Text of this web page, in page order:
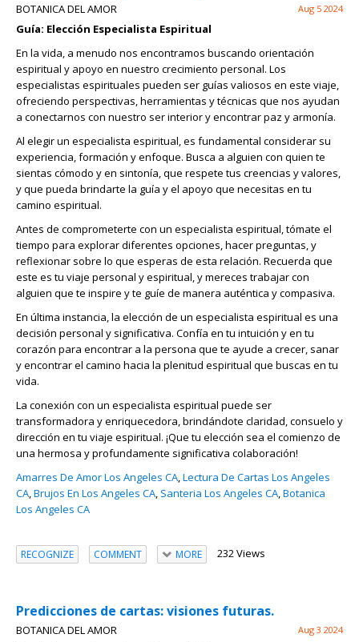
BOTANICA DEL AMOR Aug 5 2024
Guía: Elección Especialista Espiritual
En la vida, a menudo nos encontramos buscando orientación
espiritual y apoyo en nuestro crecimiento personal. Los
especialistas espirituales pueden ser guías valiosos en este viaje,
ofreciendo perspectivas, herramientas y técnicas que nos ayudan
a conectarnos con nuestro ser interior y encontrar paz y armonía.
Al elegir un especialista espiritual, es fundamental considerar su
experiencia, formación y enfoque. Busca a alguien con quien te
sientas cómodo y en sintonía, que respete tus creencias y valores,
y que pueda brindarte la guía y el apoyo que necesitas en tu
camino espiritual.
Antes de comprometerte con un especialista espiritual, tómate el
tiempo para explorar diferentes opciones, hacer preguntas, y
reflexionar sobre lo que esperas de esta relación. Recuerda que
este es tu viaje personal y espiritual, y mereces trabajar con
alguien que te inspire y te guíe de manera auténtica y compasiva.
En última instancia, la elección de un especialista espiritual es una
decisión personal y significativa. Confía en tu intuición y en tu
corazón para encontrar a la persona que te ayude a crecer, sanar
y encontrar el camino hacia la plenitud espiritual que buscas en tu
vida.
La conexión con un especialista espiritual puede ser
transformadora y enriquecedora, brindándote claridad, consuelo y
dirección en tu viaje espiritual. ¡Que tu elección sea el comienzo de
una hermosa y profundamente significativa colaboración!
Amarres De Amor Los Angeles CA,Lectura De Cartas Los Angeles
CA,Brujos En Los Angeles CA, Santeria Los Angeles CA,Botanica
Los Angeles CA
RECOGNIZE COMMENT MORE 232 Views
Predicciones de cartas: visiones futuras.
BOTANICA DEL AMOR Aug 3 2024